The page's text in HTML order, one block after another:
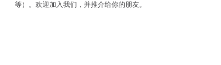
等）。欢迎加入我们，并推介给你的朋友。